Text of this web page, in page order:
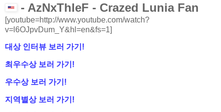
- AzNxThIeF - Crazed Lunia Fan
[youtube=http://www.youtube.com/watch?
v=l6OJpvDum_Y&hl=en&fs=1]
대상 인터뷰 보러 가기!
최우수상 보러 가기!
우수상 보러 가기!
지역별상 보러 가기!